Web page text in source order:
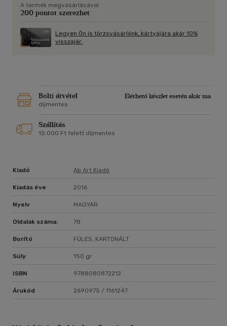
Halál. Mi más? De úgy írják: Élet.
Istennek tudomására jutott: ő is a szereplők egyike. Benne
Tarján Tamás
A termék megvásárlásával
200 pontot szerezhet
Legyen Ön is törzsvásárlónk, kártyájára akár 10%
visszajár.
Bolti átvétel
Elérhető készlet esetén akár ma
díjmentes
Szállítás
15 000 Ft felett díjmentes
Kiadó Ab Art Kiadó
Kiadás éve 2016
Nyelv MAGYAR
Oldalak száma: 78
Borító FÜLES, KARTONÁLT
Súly 150 gr
ISBN 9788080872212
Árukód 2690975 / 1161247